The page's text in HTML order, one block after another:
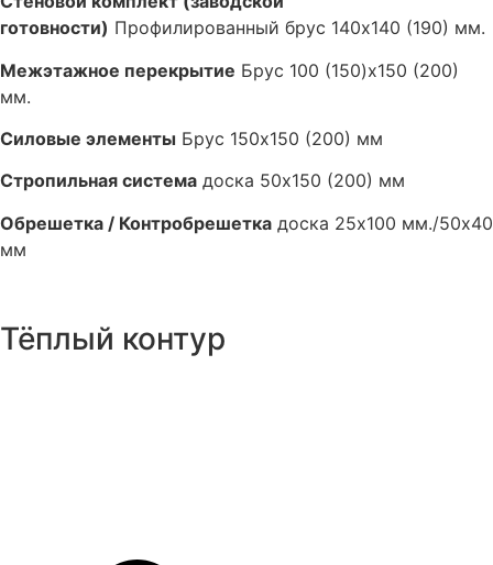
готовности) Профилированный брус 140х140 (190) мм.
Межэтажное перекрытие Брус 100 (150)х150 (200)
мм.
Силовые элементы Брус 150х150 (200) мм
Стропильная система доска 50х150 (200) мм
Обрешетка / Контробрешетка доска 25х100 мм./50х40
мм
Тёплый контур